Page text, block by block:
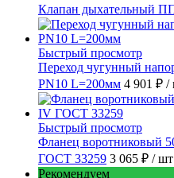
Клапан дыхательный
Быстрый просмотр
Переход чугунный
PN10 L=200мм 4 901 ₽ /
Быстрый просмотр
Фланец воротниковый
ГОСТ 33259 3 065 ₽ / шт
Рекомендуем